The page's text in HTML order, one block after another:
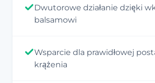
Dwutorowe działanie dzięki
balsamowi
Wsparcie dla prawidłowej
krążenia